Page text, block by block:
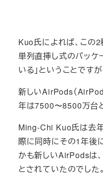
Kuo氏によれば、この
単列直挿し式のパッケ
いる」ということです
新しいAirPods（
年は7500〜8500万台
Ming-Chi Kuo氏は去
際に同時にその1年後
かも新しいAirPodsは
とされていたのでした